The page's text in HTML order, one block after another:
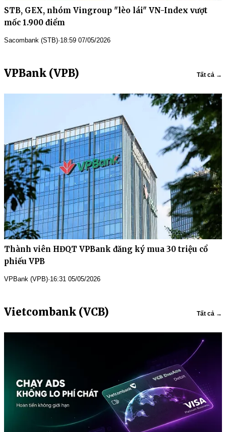
STB, GEX, nhóm Vingroup "lèo lái" VN-Index vượt
mốc 1.900 điểm
Sacombank (STB)·18:59 07/05/2026
VPBank (VPB) Tất cả →
Thành viên HĐQT VPBank đăng ký mua 30 triệu cổ
phiếu VPB
VPBank (VPB)·16:31 05/05/2026
Vietcombank (VCB) Tất cả →